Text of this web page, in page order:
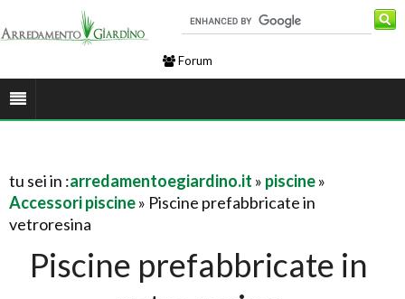
Forum
tu sei in :arredamentoegiardino.it » piscine»
Accessori piscine» Piscine prefabbricate in
vetroresina
Piscine prefabbricate in